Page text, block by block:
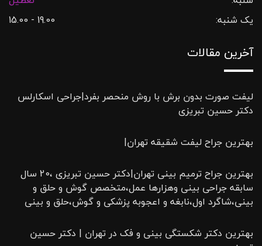
یک شنبه:
19.00 - 15.00
آخرین مقالات
لیفت صورت بدون برش با روش منحصر بفرد|جراحی اسکارلس
دکتر حسین تبریزی
بهترین جراح لیفت شقیقه تهران|
بهترین جراح ترمیم بینی تهران|دکتر حسین تبریزی ،20 سال
سابقه جراحی بینی وهزارها عمل،متخصص گوش و حلق و
بینی،شاگرد اول،نابغه و اعجوبه پزشکی و گوش،حلق و بینی
بهترین دکتر شکستگی بینی و فک در تهران | دکتر حسین